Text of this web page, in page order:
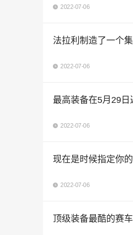
2022-07-06
法拉利制造了一个
2022-07-06
最高装备在5月29日
2022-07-06
现在是时候指定你
2022-07-06
顶级装备最酷的赛